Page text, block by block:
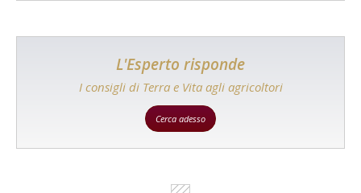
L'Esperto risponde
I consigli di Terra e Vita agli agricoltori
Cerca adesso